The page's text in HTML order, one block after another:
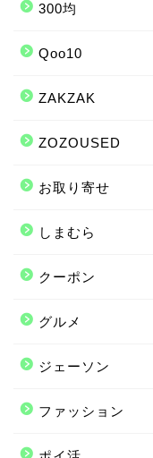
300均
Qoo10
ZAKZAK
ZOZOUSED
お取り寄せ
しまむら
クーポン
グルメ
ジェーソン
ファッション